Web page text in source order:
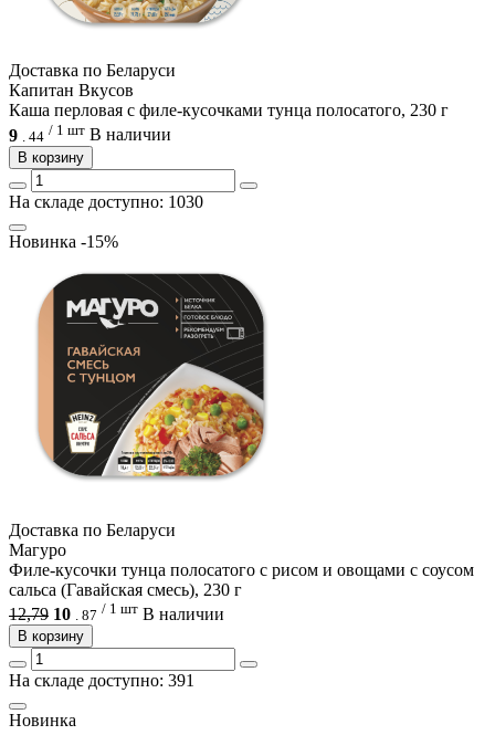
Доcтавка по Беларуси
Капитан Вкусов
Каша перловая с филе-кусочками тунца полосатого, 230 г
9
44 / 1 шт В наличии
В корзину
На складе доступно: 1030
Новинка -15%
Доcтавка по Беларуси
Магуро
Филе-кусочки тунца полосатого с рисом и овощами с соусом
сальса (Гавайская смесь), 230 г
12,79 10 87 / 1 шт В наличии
В корзину
На складе доступно: 391
Новинка